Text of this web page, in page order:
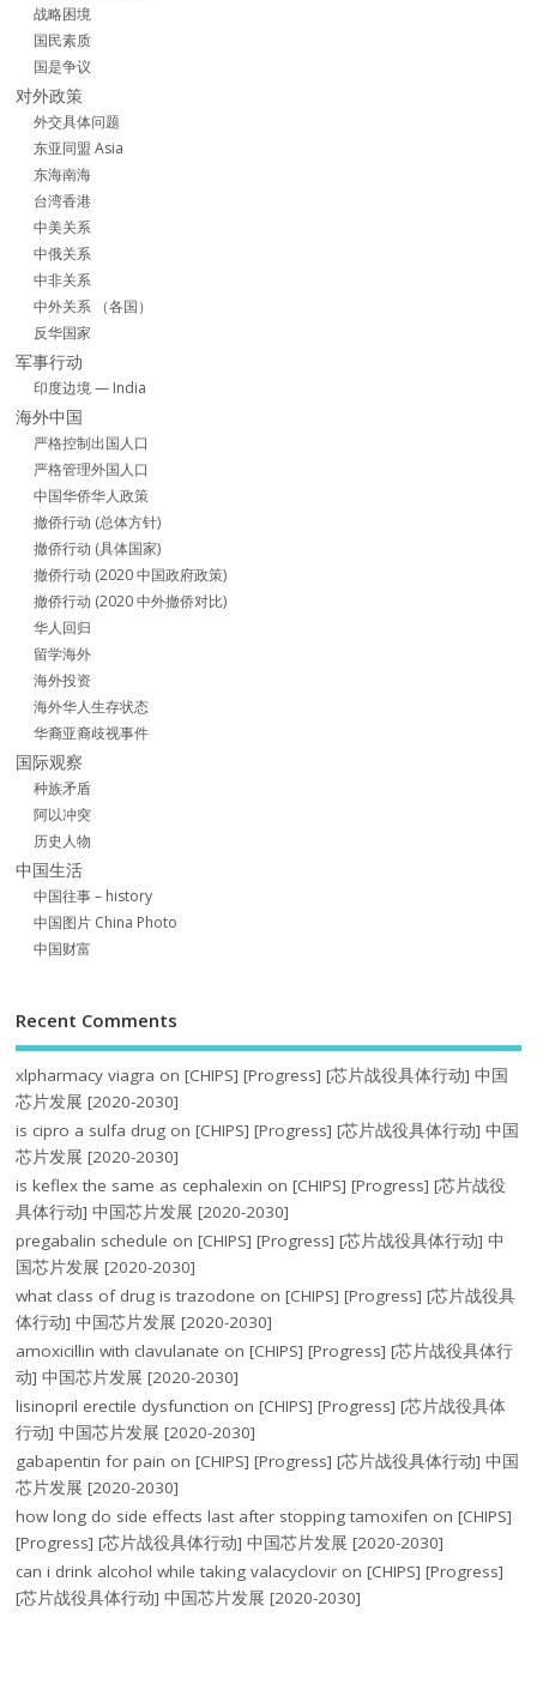
战略困境
国民素质
国是争议
对外政策
外交具体问题
东亚同盟 Asia
东海南海
台湾香港
中美关系
中俄关系
中非关系
中外关系 （各国）
反华国家
军事行动
印度边境 — India
海外中国
严格控制出国人口
严格管理外国人口
中国华侨华人政策
撤侨行动 (总体方针)
撤侨行动 (具体国家)
撤侨行动 (2020 中国政府政策)
撤侨行动 (2020 中外撤侨对比)
华人回归
留学海外
海外投资
海外华人生存状态
华裔亚裔歧视事件
国际观察
种族矛盾
阿以冲突
历史人物
中国生活
中国往事 – history
中国图片 China Photo
中国财富
Recent Comments
xlpharmacy viagra on[CHIPS] [Progress] [芯片战役具体行动] 中国
芯片发展 [2020-2030]
is cipro a sulfa drug on[CHIPS] [Progress] [芯片战役具体行动] 中国
芯片发展 [2020-2030]
is keflex the same as cephalexin on[CHIPS] [Progress] [芯片战役
具体行动] 中国芯片发展 [2020-2030]
pregabalin schedule on[CHIPS] [Progress] [芯片战役具体行动] 中
国芯片发展 [2020-2030]
what class of drug is trazodone on[CHIPS] [Progress] [芯片战役具
体行动] 中国芯片发展 [2020-2030]
amoxicillin with clavulanate on[CHIPS] [Progress] [芯片战役具体行
动] 中国芯片发展 [2020-2030]
lisinopril erectile dysfunction on[CHIPS] [Progress] [芯片战役具体
行动] 中国芯片发展 [2020-2030]
gabapentin for pain on[CHIPS] [Progress] [芯片战役具体行动] 中国
芯片发展 [2020-2030]
how long do side effects last after stopping tamoxifen on[CHIPS]
[Progress] [芯片战役具体行动] 中国芯片发展 [2020-2030]
can i drink alcohol while taking valacyclovir on[CHIPS] [Progress]
[芯片战役具体行动] 中国芯片发展 [2020-2030]